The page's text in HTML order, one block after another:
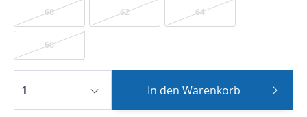
60 62 64
66
In den Warenkorb